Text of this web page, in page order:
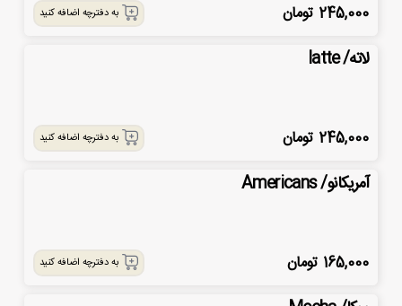
245,000 تومان به دفترچه اضافه کنید
لاته/ latte
245,000 تومان به دفترچه اضافه کنید
آمریکانو/ Americans
165,000 تومان به دفترچه اضافه کنید